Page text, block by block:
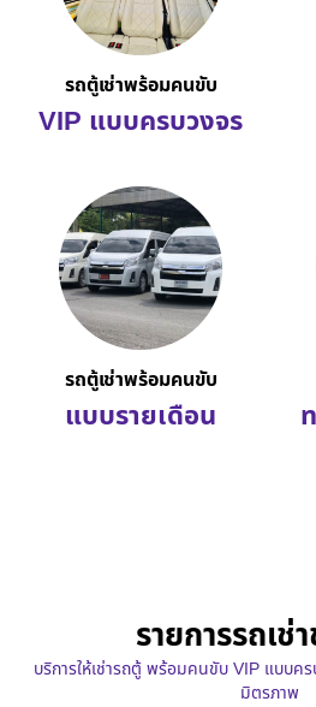
รถตู้เช่าพร้อมคนขับ
VIP แบบครบวงจร
รถตู้เช่าพร้อมคนขับ
แบบรายเดือน
รายการรถเช่
บริการให้เช่ารถตู้ พร้อมคนขับ VIP แบบค
มิตรภาพ